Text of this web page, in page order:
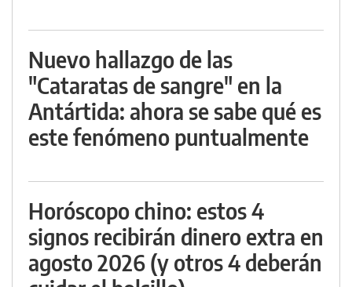
Nuevo hallazgo de las
"Cataratas de sangre" en la
Antártida: ahora se sabe qué es
este fenómeno puntualmente
Horóscopo chino: estos 4
signos recibirán dinero extra en
agosto 2026 (y otros 4 deberán